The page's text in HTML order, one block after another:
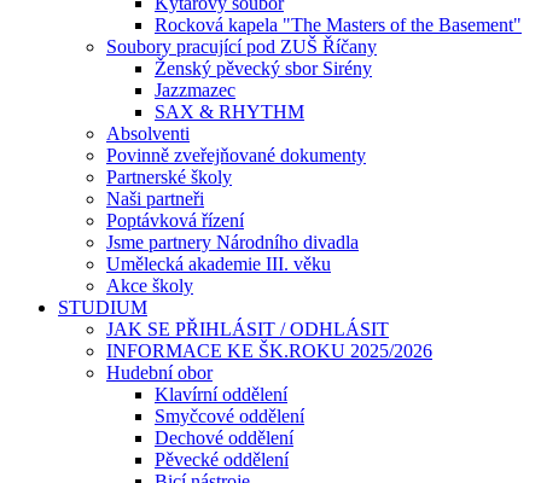
Rocková kapela "The Masters of the Basement"
Soubory pracující pod ZUŠ Říčany
Ženský pěvecký sbor Sirény
Jazzmazec
SAX & RHYTHM
Absolventi
Povinně zveřejňované dokumenty
Partnerské školy
Naši partneři
Poptávková řízení
Jsme partnery Národního divadla
Umělecká akademie III. věku
Akce školy
STUDIUM
JAK SE PŘIHLÁSIT / ODHLÁSIT
INFORMACE KE ŠK.ROKU 2025/2026
Hudební obor
Klavírní oddělení
Smyčcové oddělení
Dechové oddělení
Pěvecké oddělení